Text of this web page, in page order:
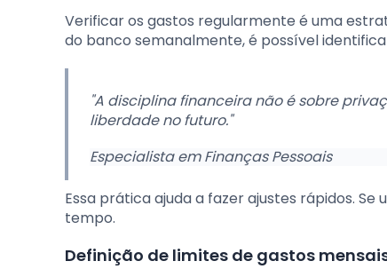
Verificar os gastos regularmente é uma
do banco semanalmente, é possível
"A disciplina financeira não é sobre
liberdade no futuro."
Especialista em Finanças Pessoais
Essa prática ajuda a fazer ajustes rápidos.
tempo.
Definição de limites de gastos